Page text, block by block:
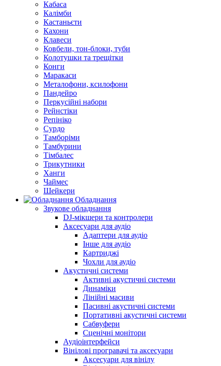
Кабаса
Калімби
Кастаньєти
Кахони
Клавеси
Ковбели, тон-блоки, туби
Колотушки та трещітки
Конги
Маракаси
Металофони, ксилофони
Пандейро
Перкусійні набори
Рейнстіки
Репініко
Сурдо
Тамборіми
Тамбурини
Тімбалес
Трикутники
Ханги
Чаймес
Шейкери
Обладнання
Звукове обладнання
DJ-мікшери та контролери
Аксесуари для аудіо
Адаптери для аудіо
Інше для аудіо
Картриджі
Чохли для аудіо
Акустичні системи
Активні акустичні системи
Динаміки
Лінійні масиви
Пасивні акустичні системи
Портативні акустичні системи
Сабвуфери
Сценічні монітори
Аудіоінтерфейси
Вінілові програвачі та аксесуари
Аксесуари для вінілу